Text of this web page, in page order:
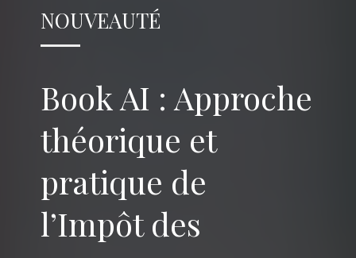
NOUVEAUTÉ
Book AI : Approche
théorique et
pratique de
l’Impôt des